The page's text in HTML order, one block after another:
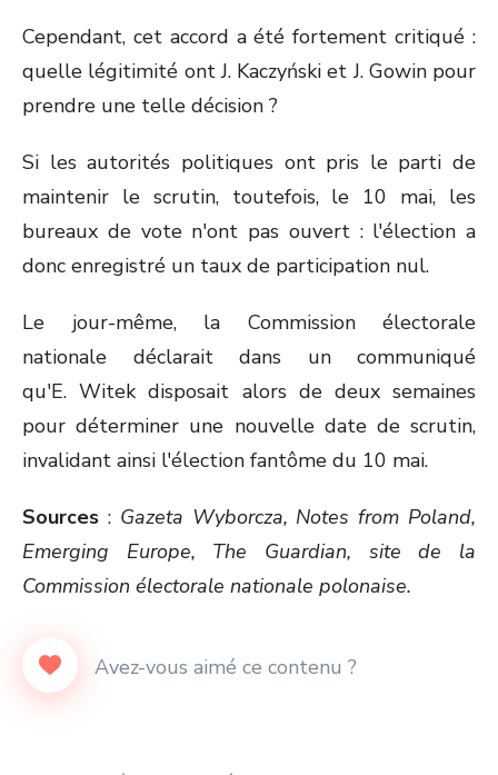
Cependant, cet accord a été fortement critiqué :
quelle légitimité ont J. Kaczyński et J. Gowin pour
prendre une telle décision ?
Si les autorités politiques ont pris le parti de
maintenir le scrutin, toutefois, le 10 mai, les
bureaux de vote n'ont pas ouvert : l'élection a
donc enregistré un taux de participation nul.
Le jour-même, la Commission électorale
nationale déclarait dans un communiqué
qu'E. Witek disposait alors de deux semaines
pour déterminer une nouvelle date de scrutin,
invalidant ainsi l'élection fantôme du 10 mai.
Sources : Gazeta Wyborcza, Notes from Poland,
Emerging Europe, The Guardian, site de la
Commission électorale nationale polonaise.